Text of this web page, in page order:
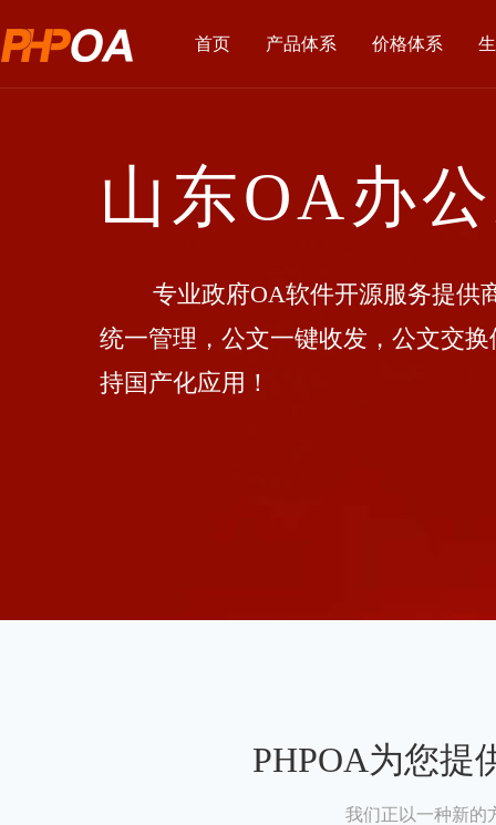
首页 产品体系 价格体系
山东OA办
专业政府OA软件开源服务提供商
统一管理，公文一键收发，公文交
持国产化应用！
PHPOA为您提
我们正以一种新的